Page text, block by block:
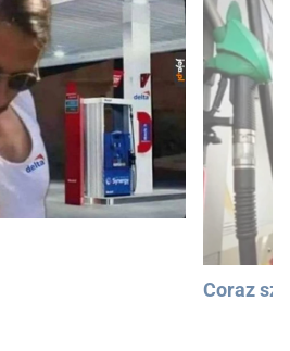
Coraz